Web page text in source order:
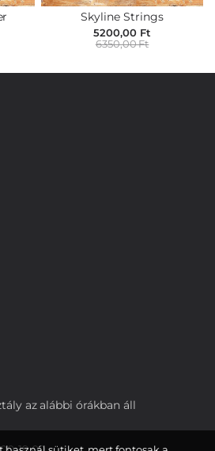
Skyline Strings
5200,00 Ft
6350,00 Ft
az alábbi órákban áll